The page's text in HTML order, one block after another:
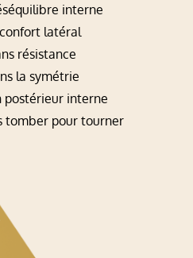
interne
latéral
résistance
la symétrie
postérieur interne
tomber pour tourner